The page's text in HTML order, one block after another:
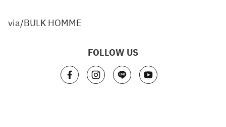
via/BULK HOMME
FOLLOW US